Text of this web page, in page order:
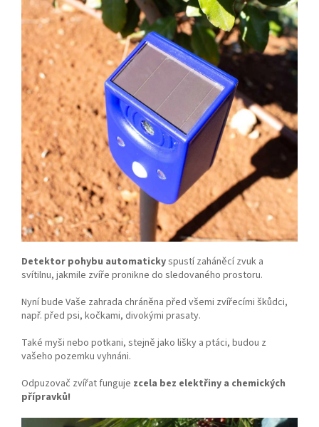
Detektor pohybu automatickyspustí zaháněcí zvuk a
svítilnu, jakmile zvíře pronikne do sledovaného prostoru.
Nyní bude Vaše zahrada chráněna před všemi zvířecími škůdci,
např. před psi, kočkami, divokými prasaty.
Také myši nebo potkani, stejně jako lišky a ptáci, budou z
vašeho pozemku vyhnáni.
Odpuzovač zvířat funguje zcela bez elektřiny a chemických
přípravků!